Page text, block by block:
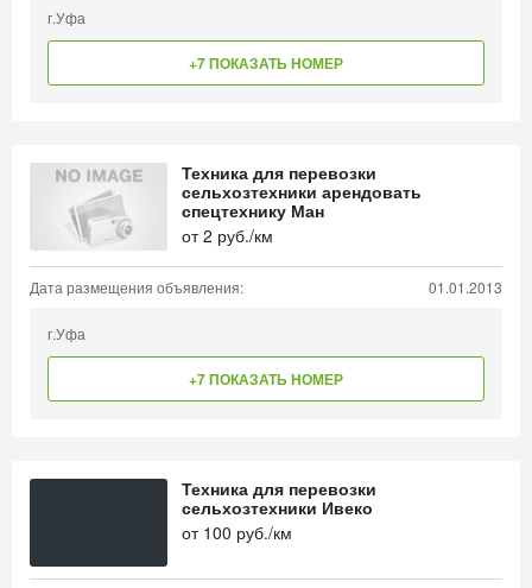
г.Уфа
+7 ПОКАЗАТЬ НОМЕР
Техника для перевозки
сельхозтехники арендовать
спецтехнику Ман
от2 руб./км
Дата размещения объявления: 01.01.2013
г.Уфа
+7 ПОКАЗАТЬ НОМЕР
Техника для перевозки
сельхозтехники Ивеко
от 100 руб./км